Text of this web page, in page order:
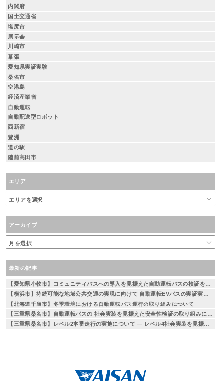
内閣府
国土交通省
塩尻市
展示会
川崎市
幕張
愛知県実証実験
桑名市
空港島
経済産業省
自動運転
自動配送型ロボット
西新宿
豊洲
道の駅
陸前高田市
エリア
アーカイブ
最新の記事
【愛知県小牧市】コミュニティバスへの導入を見据えた自動運転バスの検証を実施
【横浜市】持続可能な地域公共交通の実現に向けて 自動運転EVバスの実証実験を実施 ～相鉄線二俣川駅から左近山団地間を運行～
【北海道千歳市】冬季環境における自動運転バス運行の取り組みについて
【三重県桑名市】自動運転バスの 社会実装を見据えた安全性検証の取り組みについて
【三重県桑名市】レベル2本番走行の実施について — レベル4社会実装を見据えた段階的な取り組み —